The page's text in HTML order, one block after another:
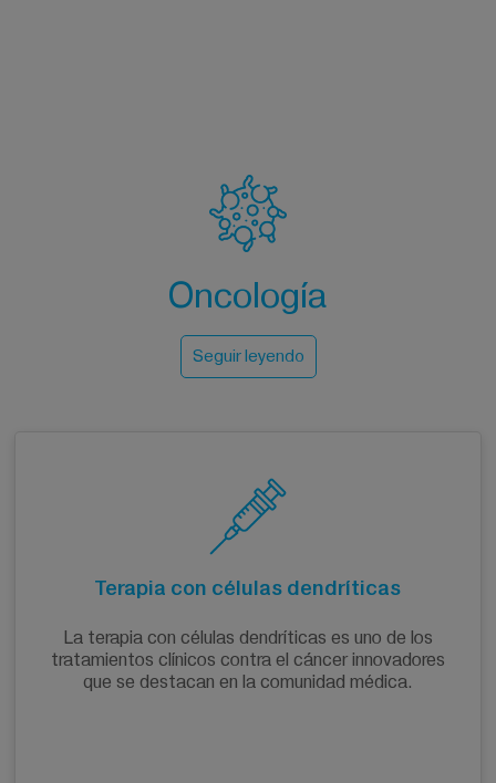
Oncología
Seguir leyendo
tratar y controlar el cáncer. El objetivo de nuestro
tratamiento es un plan de tratamiento oncológico
individualizado. Lo elabora un equipo multidisciplinar
de especialistas en oncología basándose en
cáncer, el estado general de salud del paciente, su
El objetivo del plan de tratamiento individualizado
es lograr el mejor resultado posible, teniendo en
cuenta la calidad de vida y el bienestar del
Terapia con células dendríticas
La terapia con células dendríticas es uno de los
tratamientos clínicos contra el cáncer innovadores
que se destacan en la comunidad médica.